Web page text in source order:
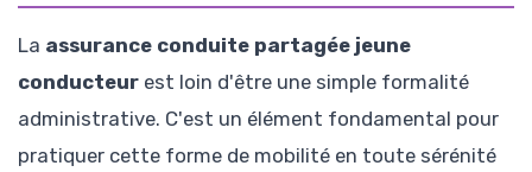
La assurance conduite partagée jeune
conducteur est loin d'être une simple formalité
administrative. C'est un élément fondamental pour
pratiquer cette forme de mobilité en toute sérénité